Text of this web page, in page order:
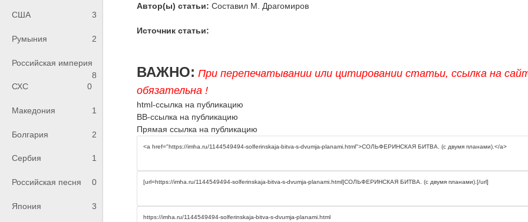
США 3
Румыния 2
Российская империя
8
СХС
0
Македония 1
Болгария 2
Сербия 1
Российская песня 0
Япония 3
Автор(ы) статьи: Составил М. Драгомиров
Источник статьи:
ВАЖНО: При перепечатывании или цитировании статьи, ссылка на
обязательна !
html-ссылка на публикацию
BB-ссылка на публикацию
Прямая ссылка на публикацию